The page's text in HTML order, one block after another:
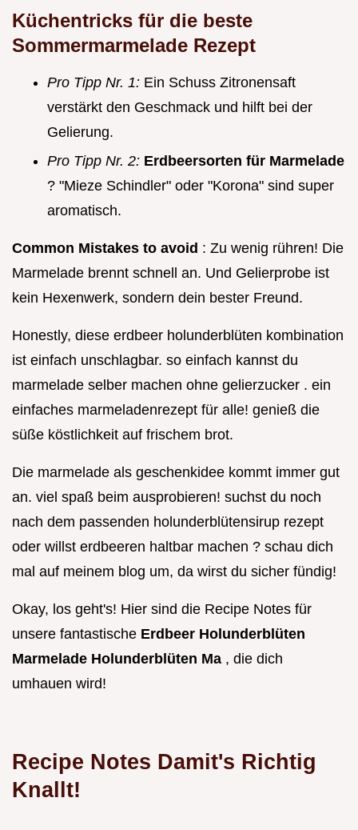
Küchentricks für die beste
Sommermarmelade Rezept
Pro Tipp Nr. 1: Ein Schuss Zitronensaft
verstärkt den Geschmack und hilft bei der
Gelierung.
Pro Tipp Nr. 2: Erdbeersorten für Marmelade
? "Mieze Schindler" oder "Korona" sind super
aromatisch.
Common Mistakes to avoid : Zu wenig rühren! Die
Marmelade brennt schnell an. Und Gelierprobe ist
kein Hexenwerk, sondern dein bester Freund.
Honestly, diese erdbeer holunderblüten kombination
ist einfach unschlagbar. so einfach kannst du
marmelade selber machen ohne gelierzucker . ein
einfaches marmeladenrezept für alle! genieß die
süße köstlichkeit auf frischem brot.
Die marmelade als geschenkidee kommt immer gut
an. viel spaß beim ausprobieren! suchst du noch
nach dem passenden holunderblütensirup rezept
oder willst erdbeeren haltbar machen ? schau dich
mal auf meinem blog um, da wirst du sicher fündig!
Okay, los geht's! Hier sind die Recipe Notes für
unsere fantastische Erdbeer Holunderblüten
Marmelade Holunderblüten Ma , die dich
umhauen wird!
Recipe Notes Damit's Richtig
Knallt!